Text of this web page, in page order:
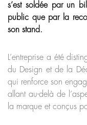
s’est soldée par un
public que par la
son stand.
L’entreprise a été
du Design et de la
qui renforce son
allant au-delà de
la marque et conçus